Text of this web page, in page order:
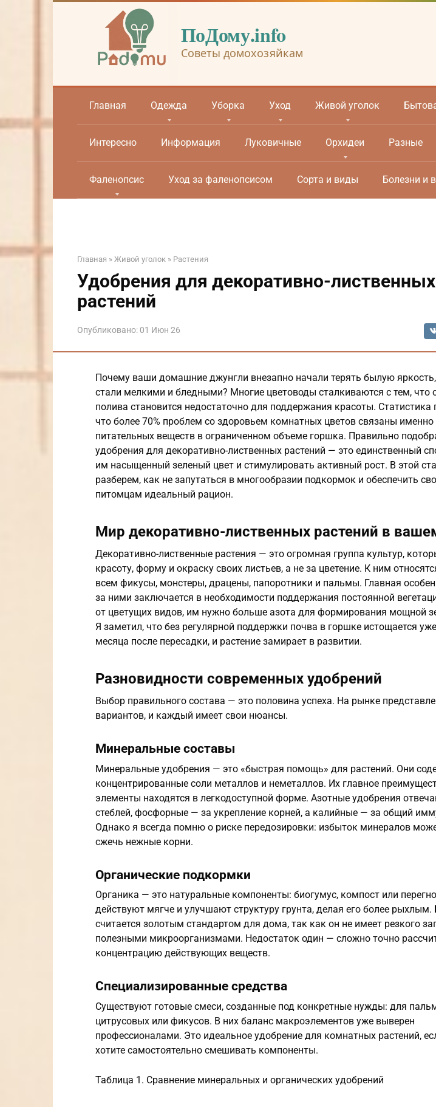
ПоДому.info
Советы домохозяйкам
Главная Одежда Уборка Уход Живой уголок
Интересно Информация Луковичные Орхидеи Разные
Фаленопсис Уход за фаленопсисом Сорта и виды Болезни и
Главная » Живой уголок » Растения
Удобрения для декоративно-лиственных
растений
Опубликовано: 01 Июн 26
Почему ваши домашние джунгли внезапно начали терять былую
стали мелкими и бледными? Многие цветоводы сталкиваются с тем, что
полива становится недостаточно для поддержания красоты. Статистика
что более 70% проблем со здоровьем комнатных цветов связаны
питательных веществ в ограниченном объеме горшка. Правильно
удобрения для декоративно-лиственных растений — это единственный
им насыщенный зеленый цвет и стимулировать активный рост. В этой
разберем, как не запутаться в многообразии подкормок и обеспечить
питомцам идеальный рацион.
Мир декоративно-лиственных растений в
Декоративно-лиственные растения — это огромная группа культур,
красоту, форму и окраску своих листьев, а не за цветение. К ним
всем фикусы, монстеры, драцены, папоротники и пальмы. Главная
за ними заключается в необходимости поддержания постоянной
от цветущих видов, им нужно больше азота для формирования мощной
Я заметил, что без регулярной поддержки почва в горшке истощается
месяца после пересадки, и растение замирает в развитии.
Разновидности современных удобрений
Выбор правильного состава — это половина успеха. На рынке
вариантов, и каждый имеет свои нюансы.
Минеральные составы
Минеральные удобрения — это «быстрая помощь» для растений. Они
концентрированные соли металлов и неметаллов. Их главное
элементы находятся в легкодоступной форме. Азотные удобрения
стеблей, фосфорные — за укрепление корней, а калийные — за общий
Однако я всегда помню о риске передозировки: избыток минералов
сжечь нежные корни.
Органические подкормки
Органика — это натуральные компоненты: биогумус, компост или
действуют мягче и улучшают структуру грунта, делая его более рыхлым.
считается золотым стандартом для дома, так как он не имеет резкого
полезными микроорганизмами. Недостаток один — сложно точно
концентрацию действующих веществ.
Специализированные средства
Существуют готовые смеси, созданные под конкретные нужды: для
цитрусовых или фикусов. В них баланс макроэлементов уже выверен
профессионалами. Это идеальное удобрение для комнатных растений,
хотите самостоятельно смешивать компоненты.
Таблица 1. Сравнение минеральных и органических удобрений